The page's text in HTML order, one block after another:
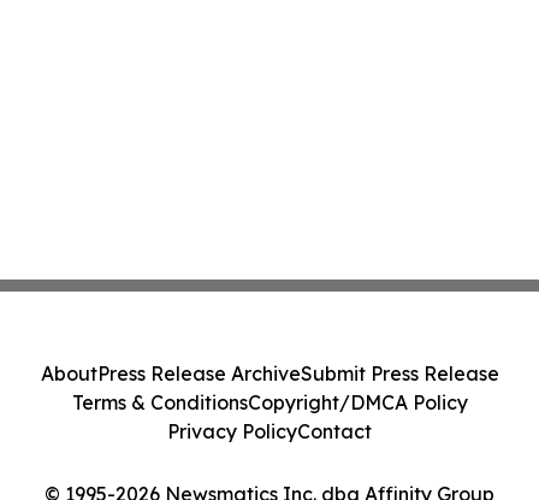
© 1995-2026 Newsmatics Inc. dba Affinity Group
AboutPress Release ArchiveSubmit Press Release
Terms & ConditionsCopyright/DMCA Policy
Privacy PolicyContact